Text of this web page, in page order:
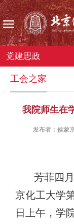
党建思政
工会之家
我院师生在
发布者：侯蒙
芳菲四
京化工大学
日上午，学